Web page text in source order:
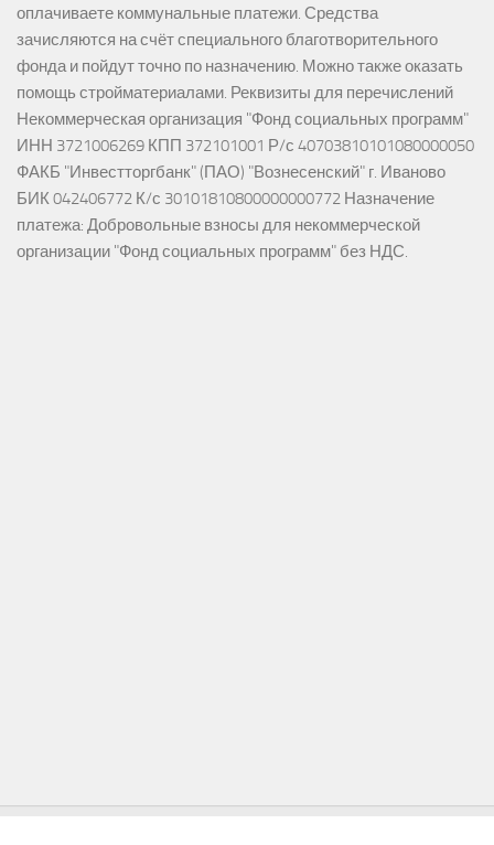
оплачиваете коммунальные платежи. Средства
зачисляются на счёт специального благотворительного
фонда и пойдут точно по назначению. Можно также оказать
помощь стройматериалами. Реквизиты для перечислений
Некоммерческая организация "Фонд социальных программ"
ИНН 3721006269 КПП 372101001 Р/с 40703810101080000050
ФАКБ "Инвестторгбанк" (ПАО) "Вознесенский" г. Иваново
БИК 042406772 К/с 30101810800000000772 Назначение
платежа: Добровольные взносы для некоммерческой
организации "Фонд социальных программ" без НДС.